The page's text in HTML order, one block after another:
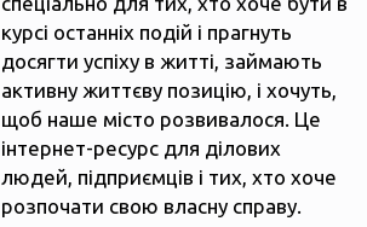
курсі останніх подій і прагнуть
досягти успіху в житті, займають
активну життєву позицію, і хочуть,
щоб наше місто розвивалося. Це
інтернет-ресурс для ділових
людей, підприємців і тих, хто хоче
розпочати свою власну справу.